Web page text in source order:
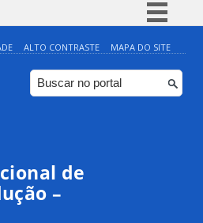
Simplifique!
Comunica BR
Participe
Canais
ALTO CONTRASTE MAPA DO SITE
de
–